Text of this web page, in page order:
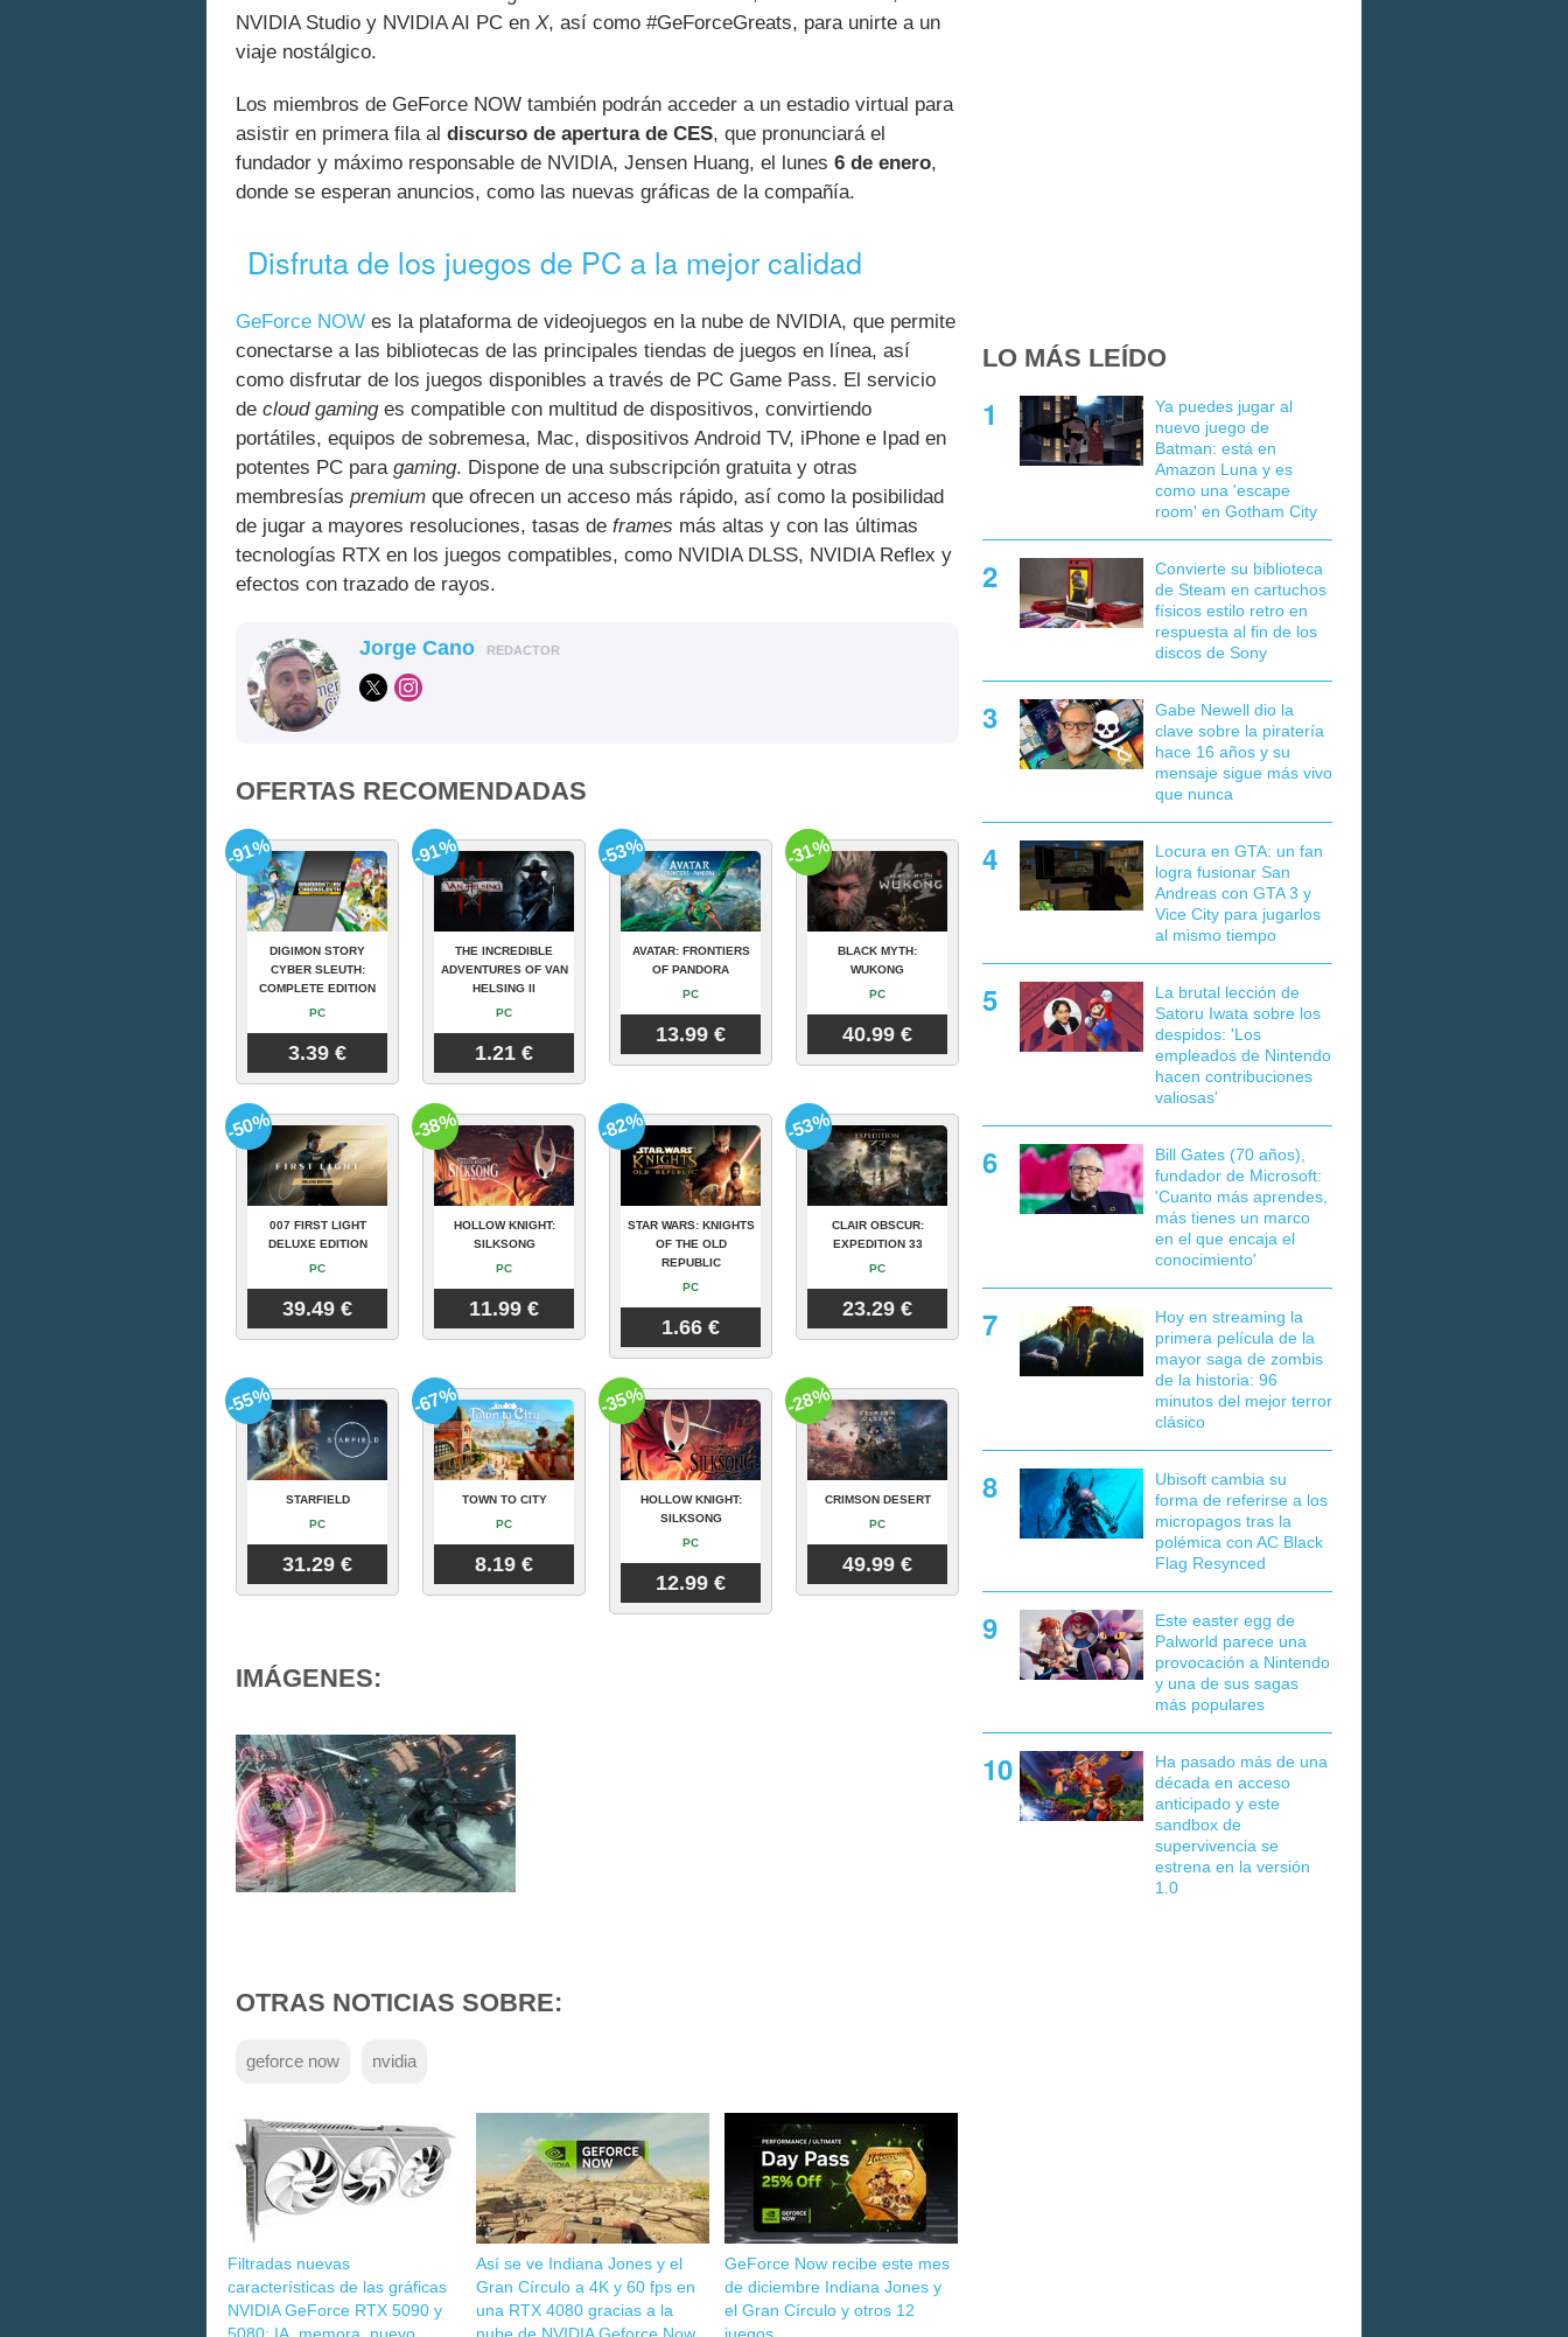
NVIDIA Studio y NVIDIA AI PC en X, así como #GeForceGreats, para unirte a un
viaje nostálgico.
Los miembros de GeForce NOW también podrán acceder a un estadio virtual para
asistir en primera fila al discurso de apertura de CES, que pronunciará el
fundador y máximo responsable de NVIDIA, Jensen Huang, el lunes 6 de enero,
donde se esperan anuncios, como las nuevas gráficas de la compañía.
Disfruta de los juegos de PC a la mejor calidad
GeForce NOW es la plataforma de videojuegos en la nube de NVIDIA, que permite
conectarse a las bibliotecas de las principales tiendas de juegos en línea, así
como disfrutar de los juegos disponibles a través de PC Game Pass. El servicio
de cloud gaminges compatible con multitud de dispositivos, convirtiendo
portátiles, equipos de sobremesa, Mac, dispositivos Android TV, iPhone e Ipad en
potentes PC para gaming. Dispone de una subscripción gratuita y otras
membresías premium que ofrecen un acceso más rápido, así como la posibilidad
de jugar a mayores resoluciones, tasas de frames más altas y con las últimas
tecnologías RTX en los juegos compatibles, como NVIDIA DLSS, NVIDIA Reflex y
efectos con trazado de rayos.
Jorge Cano REDACTOR
OFERTAS RECOMENDADAS
DIGIMON STORY
CYBER SLEUTH:
COMPLETE EDITION
PC
3.39 €
-91%
THE INCREDIBLE
ADVENTURES OF VAN
HELSING II
PC
1.21 €
-91%
AVATAR: FRONTIERS
OF PANDORA
PC
13.99 €
-53%
BLACK MYTH:
WUKONG
PC
40.99 €
-31%
007 FIRST LIGHT
DELUXE EDITION
PC
39.49 €
-50%
HOLLOW KNIGHT:
SILKSONG
PC
11.99 €
-38%
STAR WARS: KNIGHTS
OF THE OLD
REPUBLIC
PC
1.66 €
-82%
CLAIR OBSCUR:
EXPEDITION 33
PC
23.29 €
-53%
STARFIELD
PC
31.29 €
-55%
TOWN TO CITY
PC
8.19 €
-67%
HOLLOW KNIGHT:
SILKSONG
PC
12.99 €
-35%
CRIMSON DESERT
PC
49.99 €
-28%
IMÁGENES:
OTRAS NOTICIAS SOBRE:
geforce now nvidia
Filtradas nuevas
características de las gráficas
NVIDIA GeForce RTX 5090 y
Así se ve Indiana Jones y el
Gran Círculo a 4K y 60 fps en
una RTX 4080 gracias a la
GeForce Now recibe este mes
de diciembre Indiana Jones y
el Gran Círculo y otros 12
LO MÁS LEÍDO
Ya puedes jugar al
nuevo juego de
Batman: está en
Amazon Luna y es
como una 'escape
room' en Gotham City
Convierte su biblioteca
de Steam en cartuchos
físicos estilo retro en
respuesta al fin de los
discos de Sony
Gabe Newell dio la
clave sobre la piratería
hace 16 años y su
mensaje sigue más vivo
que nunca
Locura en GTA: un fan
logra fusionar San
Andreas con GTA 3 y
Vice City para jugarlos
al mismo tiempo
La brutal lección de
Satoru Iwata sobre los
despidos: 'Los
empleados de Nintendo
hacen contribuciones
valiosas'
Bill Gates (70 años),
fundador de Microsoft:
'Cuanto más aprendes,
más tienes un marco
en el que encaja el
conocimiento'
Hoy en streaming la
primera película de la
mayor saga de zombis
de la historia: 96
minutos del mejor terror
clásico
Ubisoft cambia su
forma de referirse a los
micropagos tras la
polémica con AC Black
Flag Resynced
Este easter egg de
Palworld parece una
provocación a Nintendo
y una de sus sagas
más populares
Ha pasado más de una
década en acceso
anticipado y este
sandbox de
supervivencia se
estrena en la versión
1.0